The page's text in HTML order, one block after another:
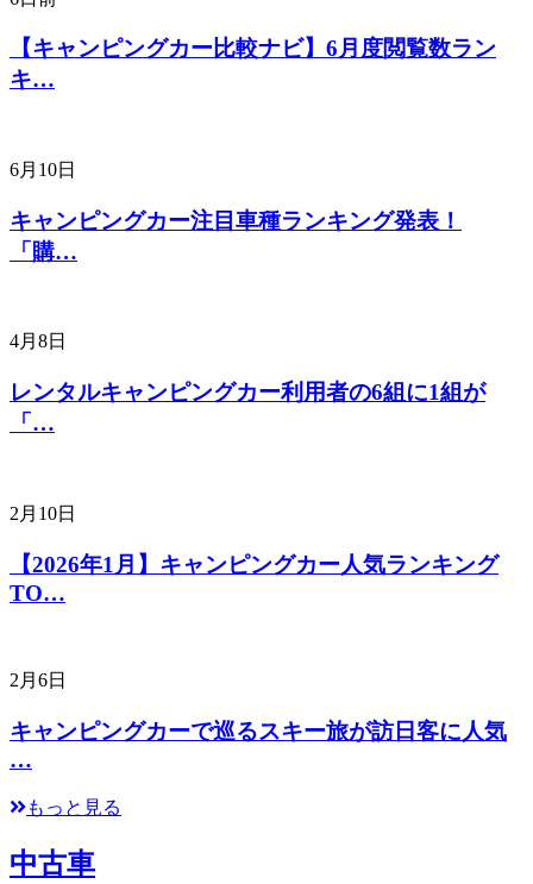
【キャンピングカー比較ナビ】6月度閲覧数ラン
キ…
6月10日
キャンピングカー注目車種ランキング発表！
「購…
4月8日
レンタルキャンピングカー利用者の6組に1組が
「…
2月10日
【2026年1月】キャンピングカー人気ランキング
TO…
2月6日
キャンピングカーで巡るスキー旅が訪日客に人気
…
もっと見る
中古車